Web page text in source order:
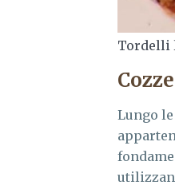
Tordelli
Lungo